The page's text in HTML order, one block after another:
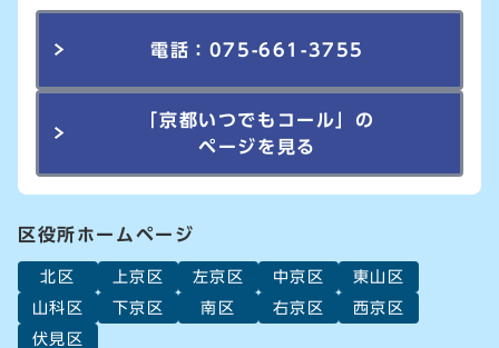
電話：075-661-3755
「京都いつでもコール」の
ページを見る
区役所ホームページ
北区 上京区 左京区 中京区
東山区
山科区
下京区 南区 右京区
西京区
伏見区